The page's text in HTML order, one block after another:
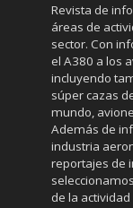
Revista de
áreas de
sector. Con
el A380 a los
incluyendo
súper cazas
mundo,
Además de
industria
reportajes de
de la